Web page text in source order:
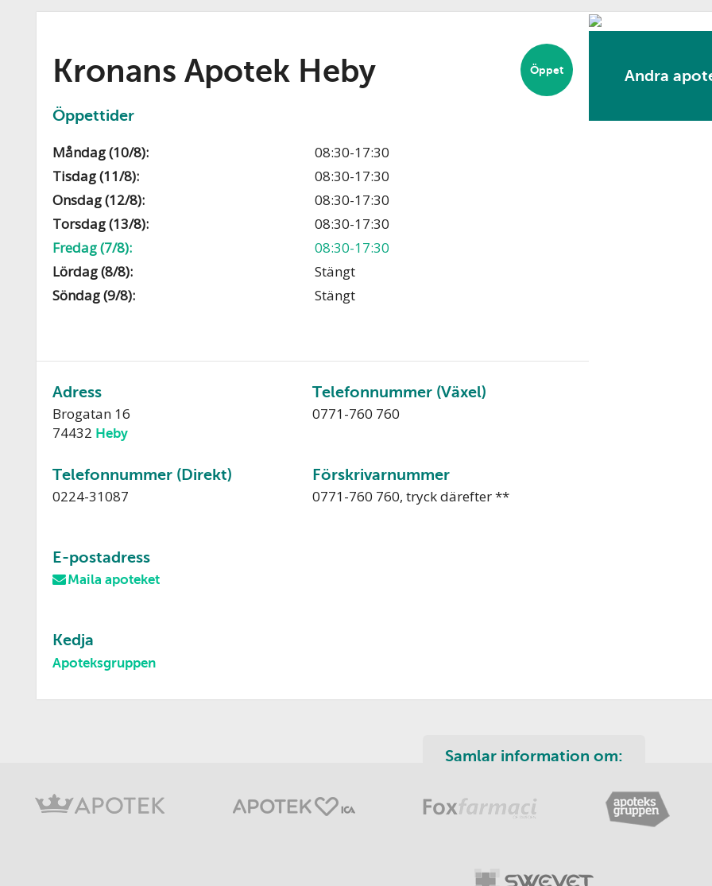
Öppet
Kronans Apotek Heby
Öppettider
Måndag (10/8):
08:30-17:30
Tisdag (11/8):
08:30-17:30
Onsdag (12/8):
08:30-17:30
Torsdag (13/8):
08:30-17:30
Fredag (7/8):
08:30-17:30
Lördag (8/8):
Stängt
Söndag (9/8):
Stängt
Adress
Brogatan 16
74432 Heby
Telefonnummer (Växel)
0771-760 760
Telefonnummer (Direkt)
0224-31087
Förskrivarnummer
0771-760 760, tryck därefter **
E-postadress
Maila apoteket
Kedja
Apoteksgruppen
Andra
Samlar information om: